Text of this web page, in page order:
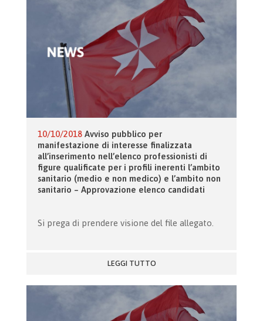
10/10/2018 Avviso pubblico per
manifestazione di interesse finalizzata
all’inserimento nell’elenco professionisti di
figure qualificate per i profili inerenti l’ambito
sanitario (medio e non medico) e l’ambito non
sanitario – Approvazione elenco candidati
Si prega di prendere visione del file allegato.
LEGGI TUTTO